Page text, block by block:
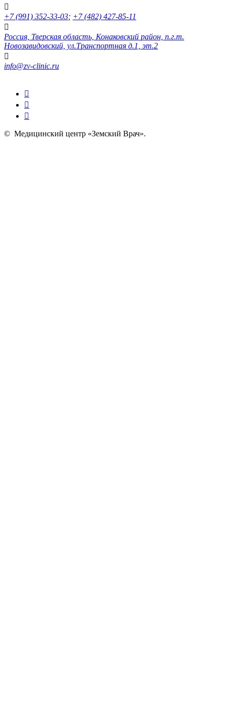
+7 (991) 352-33-03; +7 (482) 427-85-11
Россия, Тверская область, Конаковский район, п.г.т.
Новозавидовский, ул.Транспортная д.1, эт.2
info@zv-clinic.ru
© Медицинский центр «Земский Врач».